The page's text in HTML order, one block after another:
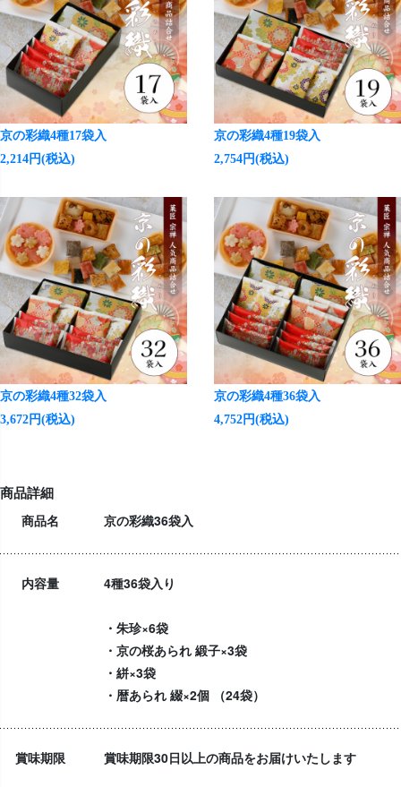
京の彩織4種17袋入
2,214円(税込)
京の彩織4種19袋入
2,754円(税込)
京の彩織4種32袋入
3,672円(税込)
京の彩織4種36袋入
4,752円(税込)
商品詳細
商品名 京の彩織36袋入
内容量 4種36袋入り
・朱珍×6袋
・京の桜あられ 緞子×3袋
・絣×3袋
・暦あられ 綴×2個 （24袋）
賞味期限 賞味期限30日以上の商品をお届けいたします